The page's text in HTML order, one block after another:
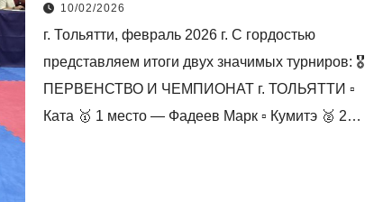
10/02/2026
г. Тольятти, февраль 2026 г. С гордостью
представляем итоги двух значимых турниров: 🎖️
ПЕРВЕНСТВО И ЧЕМПИОНАТ г. ТОЛЬЯТТИ ▫️
Ката 🥇 1 место — Фадеев Марк ▫️ Кумитэ 🥈 2…